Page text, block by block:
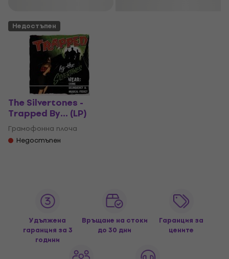
Недостъпен
The Silvertones -
Trapped By... (LP)
Грамофонна плоча
Недостъпен
Удължена
гаранция за 3
години
Връщане на стоки
до 30 дни
Гаранция за
цените